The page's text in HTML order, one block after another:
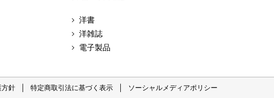
洋書
洋雑誌
電子製品
方針 特定商取引法に基づく表示 ソーシャルメディアポリシー